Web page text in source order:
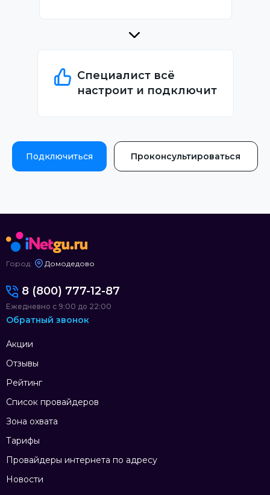
Специалист всё
настроит и подключит
Подключиться Проконсультироваться
Город: Домодедово
Акции
Отзывы
Рейтинг
Список провайдеров
Зона охвата
Тарифы
Провайдеры интернета по адресу
Новости
8 (800) 777-12-87
Ежедневно с 9:00 до 22:00
Обратный звонок